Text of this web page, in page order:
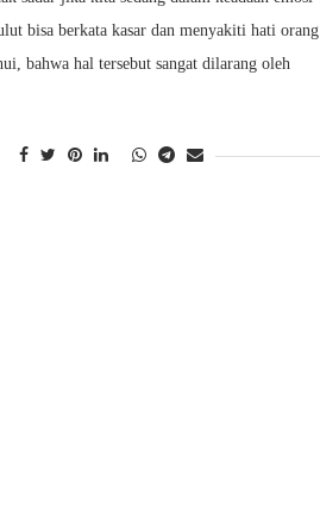
bisa berkata kasar dan menyakiti hati orang
bahwa hal tersebut sangat dilarang oleh